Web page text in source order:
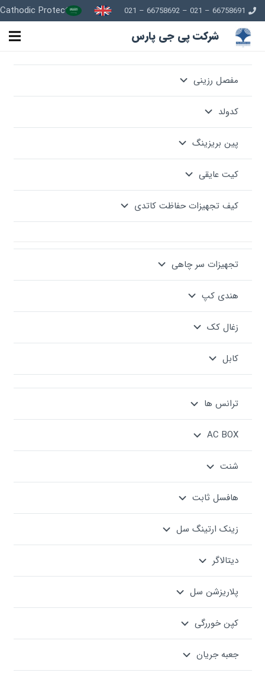
66758691 – 021 – 66758692 – 021
Cathodic Protection
شرکت پی جی پارس
مفصل رزینی
کدولد
پین بریزینگ
کیت عایقی
کیف تجهیزات حفاظت کاتدی
تجهیزات سر چاهی
هندی کپ
زغال کک
کابل
ترانس ها
AC BOX
شنت
هافسل ثابت
زینک ارتینگ سل
دیتالاگر
پلاریزشن سل
کپن خوررگی
جعبه جریان